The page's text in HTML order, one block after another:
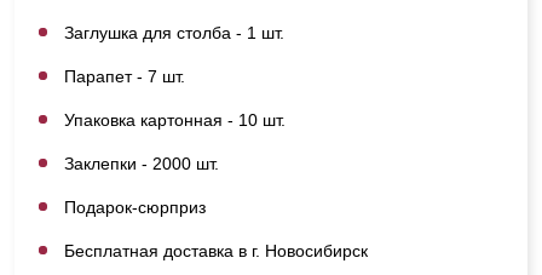
Заглушка для столба - 1 шт.
Парапет - 7 шт.
Упаковка картонная - 10 шт.
Заклепки - 2000 шт.
Подарок-сюрприз
Бесплатная доставка в г. Новосибирск